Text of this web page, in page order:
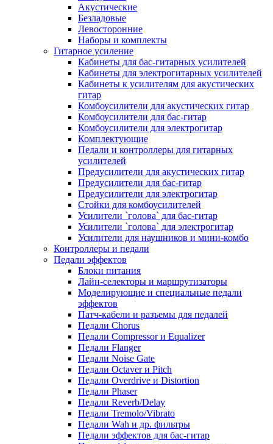
Акустические
Безладовые
Левосторонние
Наборы и комплекты
Гитарное усиление
Кабинеты для бас-гитарных усилителей
Кабинеты для электрогитарных усилителей
Кабинеты к усилителям для акустических
гитар
Комбоусилители для акустических гитар
Комбоусилители для бас-гитар
Комбоусилители для электрогитар
Комплектующие
Педали и контроллеры для гитарных
усилителей
Предусилители для акустических гитар
Предусилители для бас-гитар
Предусилители для электрогитар
Стойки для комбоусилителей
Усилители `голова` для бас-гитар
Усилители `голова` для электрогитар
Усилители для наушников и мини-комбо
Контроллеры и педали
Педали эффектов
Блоки питания
Лайн-селекторы и маршрутизаторы
Моделирующие и специальные педали
эффектов
Патч-кабели и разъемы для педалей
Педали Chorus
Педали Compressor и Equalizer
Педали Flanger
Педали Noise Gate
Педали Octaver и Pitch
Педали Overdrive и Distortion
Педали Phaser
Педали Reverb/Delay
Педали Tremolo/Vibrato
Педали Wah и др. фильтры
Педали эффектов для бас-гитар